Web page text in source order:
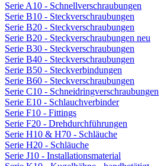
Serie A10 - Schnellverschraubungen
Serie B10 - Steckverschraubungen
Serie B20 - Steckverschraubungen
Serie B20 - Steckverschraubungen neu
Serie B30 - Steckverschraubungen
Serie B40 - Steckverschraubungen
Serie B50 - Steckverbindungen
Serie B60 - Steckverschraubungen
Serie C10 - Schneidringverschraubungen
Serie E10 - Schlauchverbinder
Serie F10 - Fittings
Serie F20 - Drehdurchführungen
Serie H10 & H70 - Schläuche
Serie H20 - Schläuche
Serie J10 - Installationsmaterial